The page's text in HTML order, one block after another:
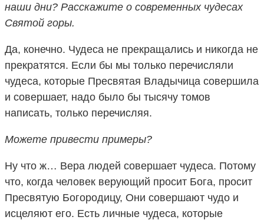
наши дни? Расскажите о современных чудесах
Святой горы.
Да, конечно. Чудеса не прекращались и никогда не
прекратятся. Если бы мы только перечисляли
чудеса, которые Пресвятая Владычица совершила
и совершает, надо было бы тысячу томов
написать, только перечисляя.
Можете привести примеры?
Ну что ж… Вера людей совершает чудеса. Потому
что, когда человек верующий просит Бога, просит
Пресвятую Богородицу, Они совершают чудо и
исцеляют его. Есть личные чудеса, которые